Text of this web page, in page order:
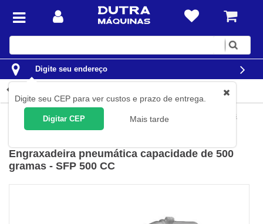
Digite
Digite seu endereço
Digite seu CEP para ver custos e prazo de entrega.
Digitar CEP Mais tarde
Automotivo Lubrificação Bombas Manuais e Engraxadeiras
Engraxadeira pneumática capacidade de 500
gramas - SFP 500 CC